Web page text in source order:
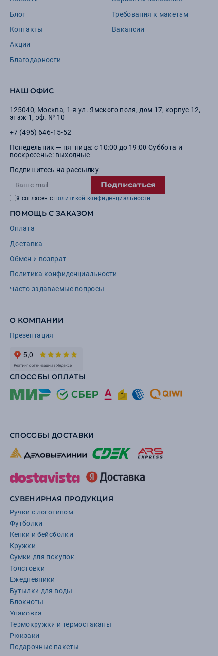
Блог
Контакты
Акции
Благодарности
Требования к макетам
Вакансии
НАШ ОФИС
125040, Москва, 1-я ул. Ямского поля, дом 17, корпус 12,
этаж 1, оф. № 10
+7 (495) 646-15-52
Понедельник — пятница: с 10:00 до 19:00 Суббота и
воскресенье: выходные
Подпишитесь на рассылку
Подписаться
Я согласен с политикой конфиденциальности
ПОМОЩЬ С ЗАКАЗОМ
Оплата
Доставка
Обмен и возврат
Политика конфиденциальности
Часто задаваемые вопросы
О КОМПАНИИ
Презентация
СПОСОБЫ ОПЛАТЫ
СПОСОБЫ ДОСТАВКИ
СУВЕНИРНАЯ ПРОДУКЦИЯ
Ручки с логотипом
Футболки
Кепки и бейсболки
Кружки
Сумки для покупок
Толстовки
Ежедневники
Бутылки для воды
Блокноты
Упаковка
Термокружки и термостаканы
Рюкзаки
Подарочные пакеты